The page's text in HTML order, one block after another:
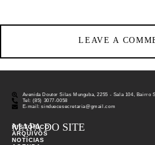
LEAVE A
Avenida Doutor Silas Munguba, 2255 - Sala 104, Bairro
Tel: (85) 3077-0058
E-mail: sinduecesecretaria@gmail.com
MAPA DO SITE
HISTÓRICO
ARQUIVOS
NOTÍCIAS